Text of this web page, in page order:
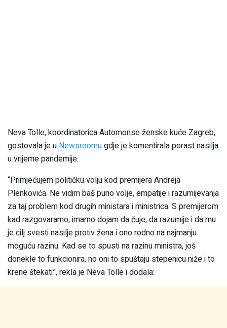
Neva Tolle, koordinatorica Automonse ženske kuće Zagreb,
gostovala je u Newsroomugdje je komentirala porast nasilja
u vrijeme pandemije.
“Primjećujem političku volju kod premijera Andreja
Plenkovića. Ne vidim baš puno volje, empatije i razumijevanja
za taj problem kod drugih ministara i ministrica. S premijerom
kad razgovaramo, imamo dojam da čuje, da razumije i da mu
je cilj svesti nasilje protiv žena i ono rodno na najmanju
moguću razinu. Kad se to spusti na razinu ministra, još
donekle to funkcionira, no oni to spuštaju stepenicu niže i to
krene štekati”, rekla je Neva Tolle i dodala: